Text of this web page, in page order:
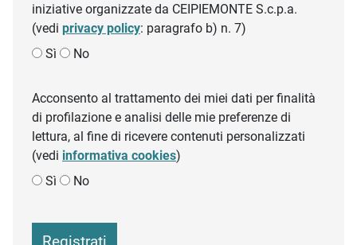
iniziative organizzate da CEIPIEMONTE S.c.p.a.
(vedi privacy policy: paragrafo b) n. 7)
Sì
No
Acconsento al trattamento dei miei dati per finalità
di profilazione e analisi delle mie preferenze di
lettura, al fine di ricevere contenuti personalizzati
(vedi informativa cookies)
Sì
No